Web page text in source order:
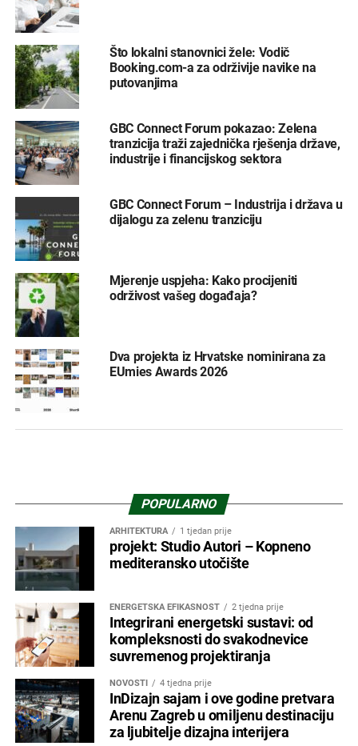
Što lokalni stanovnici žele: Vodič
Booking.com-a za održivije navike na
putovanjima
GBC Connect Forum pokazao: Zelena
tranzicija traži zajednička rješenja države,
industrije i financijskog sektora
GBC Connect Forum – Industrija i država u
dijalogu za zelenu tranziciju
Mjerenje uspjeha: Kako procijeniti
održivost vašeg događaja?
Dva projekta iz Hrvatske nominirana za
EUmies Awards 2026
POPULARNO
ARHITEKTURA 1 tjedan prije
projekt: Studio Autori – Kopneno
mediteransko utočište
ENERGETSKA EFIKASNOST 2 tjedna prije
Integrirani energetski sustavi: od
kompleksnosti do svakodnevice
suvremenog projektiranja
NOVOSTI 4 tjedna prije
InDizajn sajam i ove godine pretvara
Arenu Zagreb u omiljenu destinaciju
za ljubitelje dizajna interijera